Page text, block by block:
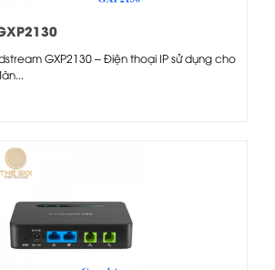
GXP2130 – Điện thoại IP sử dụng cho